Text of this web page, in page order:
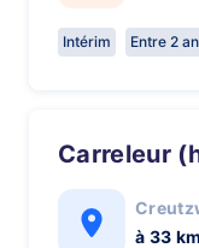
Intérim Entre 2
Carreleur
à 33 km